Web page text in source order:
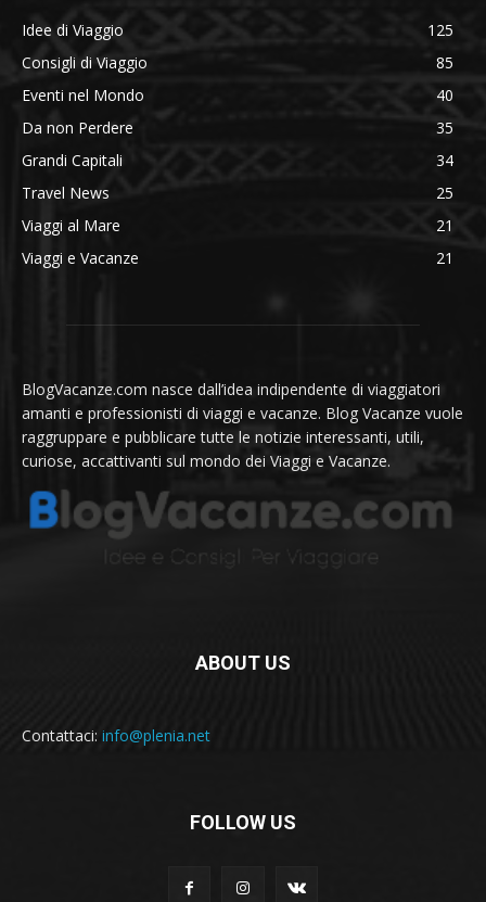
Idee di Viaggio
125
Consigli di Viaggio
85
Eventi nel Mondo
40
Da non Perdere
35
Grandi Capitali
34
Travel News
25
Viaggi al Mare
21
Viaggi e Vacanze
21
BlogVacanze.com nasce dall’idea indipendente di viaggiatori
amanti e professionisti di viaggi e vacanze. Blog Vacanze vuole
raggruppare e pubblicare tutte le notizie interessanti, utili,
curiose, accattivanti sul mondo dei Viaggi e Vacanze.
ABOUT US
Contattaci: info@plenia.net
FOLLOW US